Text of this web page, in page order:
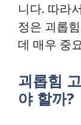
니다. 따라
정은 괴롭
데 매우 중
괴롭힘
야 할까?